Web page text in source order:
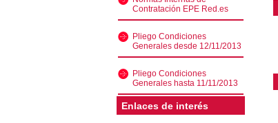
Contratación EPE Red.es
Pliego Condiciones
Generales desde 12/11/2013
Pliego Condiciones
Generales hasta 11/11/2013
Enlaces de interés